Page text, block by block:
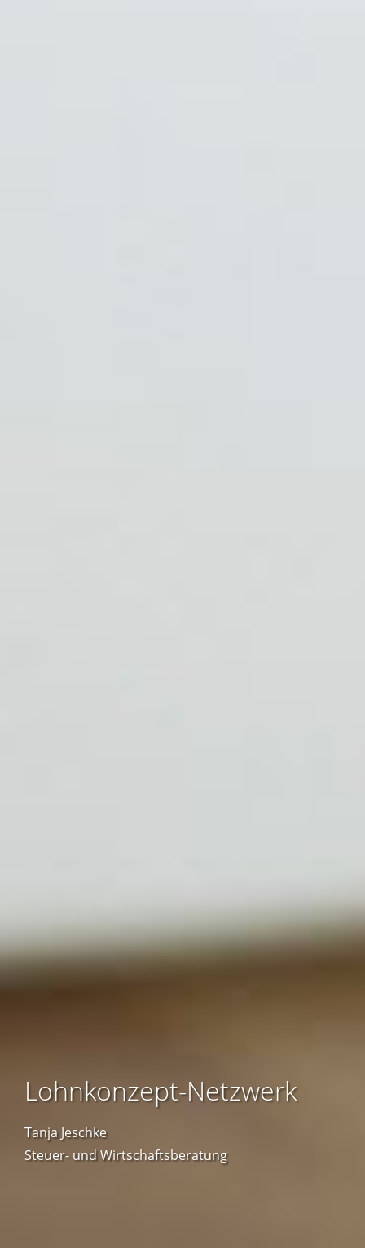
Lohnkonzept-Netzwerk
Tanja Jeschke
Steuer- und Wirtschaftsberatung